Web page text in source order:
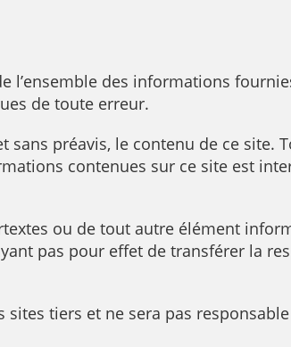
l’ensemble des informations
de toute erreur.
sans préavis, le contenu de ce site.
contenues sur ce site est
ou de tout autre élément
pas pour effet de transférer la
sites tiers et ne sera pas